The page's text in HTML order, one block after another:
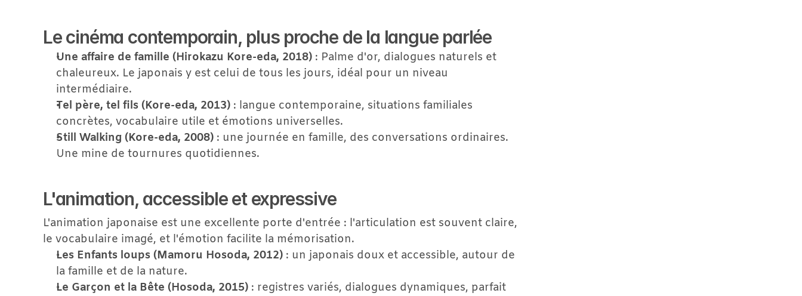
Le cinéma contemporain, plus proche de la langue parlée
Une affaire de famille (Hirokazu Kore-eda, 2018) : Palme d'or, dialogues naturels et
chaleureux. Le japonais y est celui de tous les jours, idéal pour un niveau
intermédiaire.
Tel père, tel fils (Kore-eda, 2013) : langue contemporaine, situations familiales
concrètes, vocabulaire utile et émotions universelles.
Still Walking (Kore-eda, 2008) : une journée en famille, des conversations ordinaires.
Une mine de tournures quotidiennes.
L'animation, accessible et expressive
L'animation japonaise est une excellente porte d'entrée : l'articulation est souvent claire,
le vocabulaire imagé, et l'émotion facilite la mémorisation.
Les Enfants loups (Mamoru Hosoda, 2012) : un japonais doux et accessible, autour de
la famille et de la nature.
Le Garçon et la Bête (Hosoda, 2015) : registres variés, dialogues dynamiques, parfait